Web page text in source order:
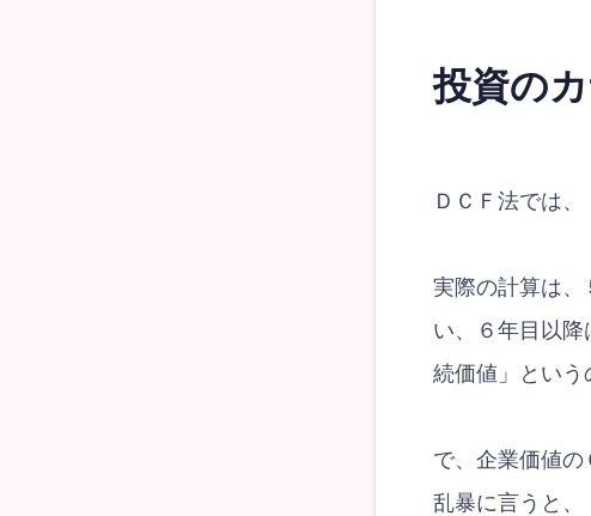
投資の
ＤＣＦ法では
実際の計算は
い、６年目以
続価値」という
で、企業価値の
乱暴に言うと、